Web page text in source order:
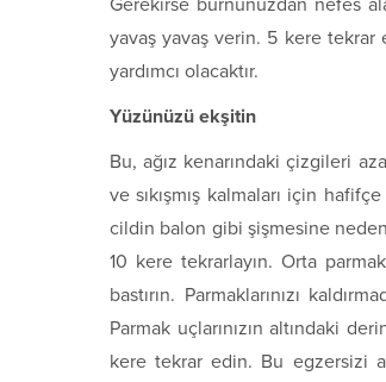
Gerekirse burnunuzdan nefes
yavaş yavaş verin. 5 kere tekrar
yardımcı olacaktır.
Yüzünüzü ekşitin
Bu, ağız kenarındaki çizgileri
ve sıkışmış kalmaları için
cildin balon gibi şişmesine neden
10 kere tekrarlayın. Orta
bastırın. Parmaklarınızı
Parmak uçlarınızın altındaki
kere tekrar edin. Bu egzersizi